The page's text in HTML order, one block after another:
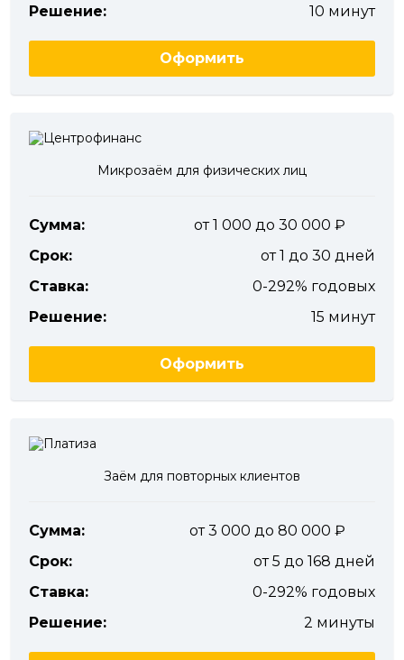
Решение:
10 минут
Оформить
Микрозаём для физических лиц
Сумма:
от 1 000 до 30 000
Срок:
от 1 до 30 дней
Ставка:
0-292% годовых
Решение:
15 минут
Оформить
Заём для повторных клиентов
Сумма:
от 3 000 до 80 000
Срок:
от 5 до 168 дней
Ставка:
0-292% годовых
Решение:
2 минуты